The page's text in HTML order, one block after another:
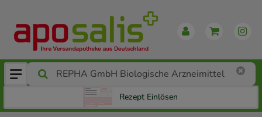
Rezept Einlösen